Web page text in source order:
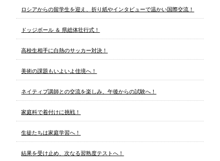
ロシアからの留学生を迎え、折り紙やインタビューで温かい国際交流！
ドッジボール ＆ 県総体壮行式！
高校生相手に白熱のサッカー対決！
美術の課題もいよいよ佳境へ！
ネイティブ講師との交流を楽しみ、午後からの試験へ！
家庭科で着付けに挑戦！
生徒たちは家庭学習へ！
結果を受け止め、次なる習熟度テストへ！